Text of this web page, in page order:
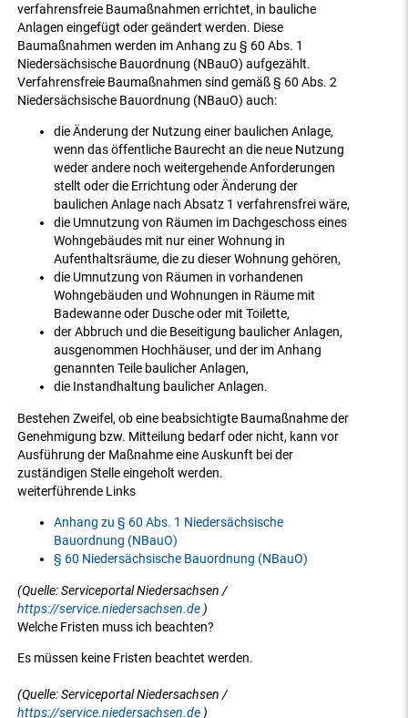
verfahrensfreie Baumaßnahmen errichtet, in bauliche
Anlagen eingefügt oder geändert werden. Diese
Baumaßnahmen werden im Anhang zu § 60 Abs. 1
Niedersächsische Bauordnung (NBauO) aufgezählt.
Verfahrensfreie Baumaßnahmen sind gemäß § 60 Abs. 2
Niedersächsische Bauordnung (NBauO) auch:
die Änderung der Nutzung einer baulichen Anlage,
wenn das öffentliche Baurecht an die neue Nutzung
weder andere noch weitergehende Anforderungen
stellt oder die Errichtung oder Änderung der
baulichen Anlage nach Absatz 1 verfahrensfrei wäre,
die Umnutzung von Räumen im Dachgeschoss eines
Wohngebäudes mit nur einer Wohnung in
Aufenthaltsräume, die zu dieser Wohnung gehören,
die Umnutzung von Räumen in vorhandenen
Wohngebäuden und Wohnungen in Räume mit
Badewanne oder Dusche oder mit Toilette,
der Abbruch und die Beseitigung baulicher Anlagen,
ausgenommen Hochhäuser, und der im Anhang
genannten Teile baulicher Anlagen,
die Instandhaltung baulicher Anlagen.
Bestehen Zweifel, ob eine beabsichtigte Baumaßnahme der
Genehmigung bzw. Mitteilung bedarf oder nicht, kann vor
Ausführung der Maßnahme eine Auskunft bei der
zuständigen Stelle eingeholt werden.
weiterführende Links
Anhang zu § 60 Abs. 1 Niedersächsische
Bauordnung (NBauO)
§ 60 Niedersächsische Bauordnung (NBauO)
(Quelle: Serviceportal Niedersachsen /
https://service.niedersachsen.de )
Welche Fristen muss ich beachten?
Es müssen keine Fristen beachtet werden.
(Quelle: Serviceportal Niedersachsen /
https://service.niedersachsen.de )